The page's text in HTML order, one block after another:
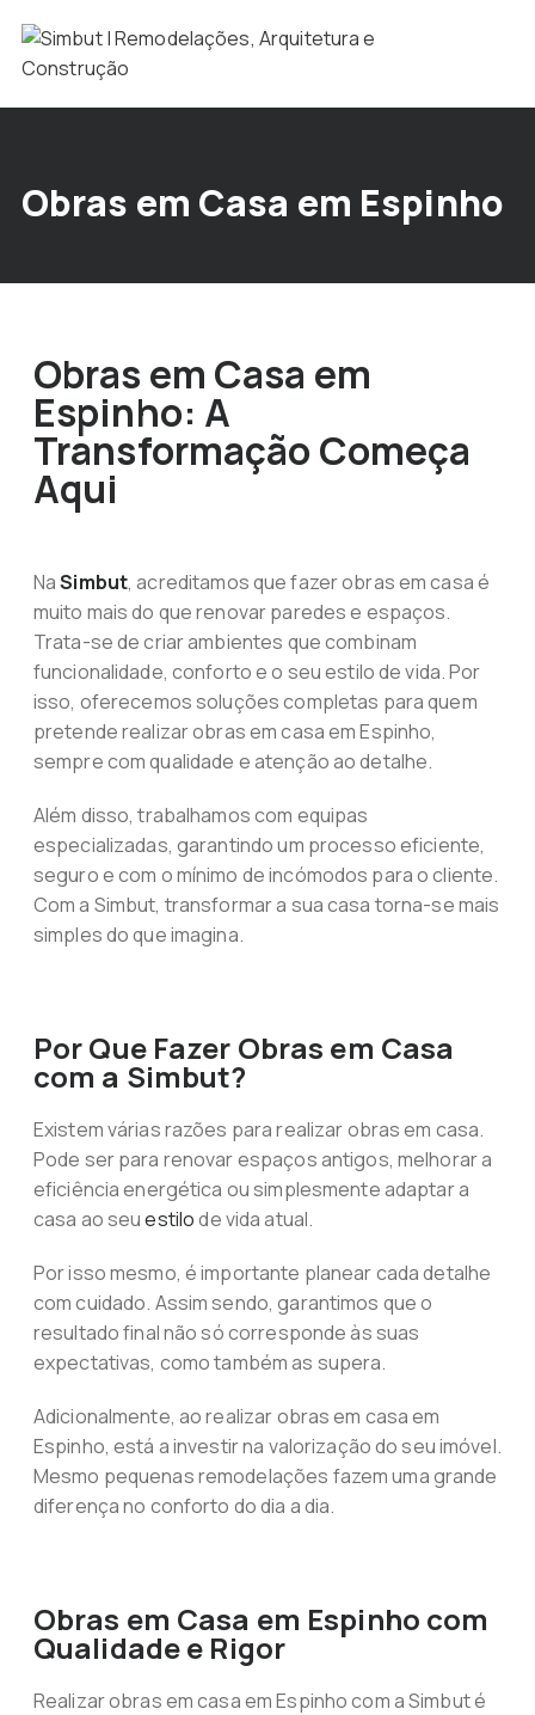
Obras em Casa em Espinho
Obras em Casa em
Espinho: A
Transformação Começa
Aqui
NaSimbut, acreditamos que fazer obras em casa é
muito mais do que renovar paredes e espaços.
Trata-se de criar ambientes que combinam
funcionalidade, conforto e o seu estilo de vida. Por
isso, oferecemos soluções completas para quem
pretende realizar obras em casa em Espinho,
sempre com qualidade e atenção ao detalhe.
Além disso, trabalhamos com equipas
especializadas, garantindo um processo eficiente,
seguro e com o mínimo de incómodos para o cliente.
Com a Simbut, transformar a sua casa torna-se mais
simples do que imagina.
Por Que Fazer Obras em Casa
com a Simbut?
Existem várias razões para realizar obras em casa.
Pode ser para renovar espaços antigos, melhorar a
eficiência energética ou simplesmente adaptar a
casa ao seuestilode vida atual.
Por isso mesmo, é importante planear cada detalhe
com cuidado. Assim sendo, garantimos que o
resultado final não só corresponde às suas
expectativas, como também as supera.
Adicionalmente, ao realizar obras em casa em
Espinho, está a investir na valorização do seu imóvel.
Mesmo pequenas remodelações fazem uma grande
diferença no conforto do dia a dia.
Obras em Casa em Espinho com
Qualidade e Rigor
Realizar obras em casa em Espinho com a Simbut é